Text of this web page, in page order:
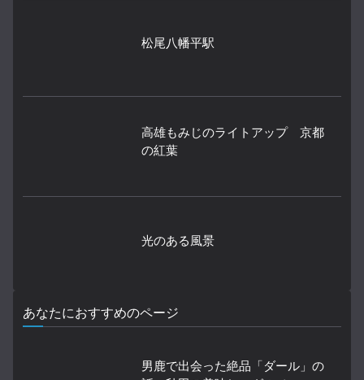
松尾八幡平駅
高雄もみじのライトアップ 京都
の紅葉
光のある風景
あなたにおすすめのページ
男鹿で出会った絶品「ダール」の